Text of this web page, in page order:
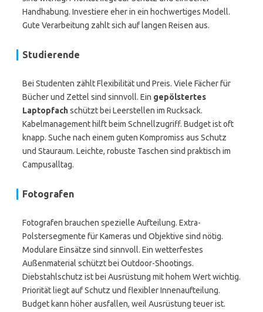
Handhabung. Investiere eher in ein hochwertiges Modell.
Gute Verarbeitung zahlt sich auf langen Reisen aus.
Studierende
Bei Studenten zählt Flexibilität und Preis. Viele Fächer für
Bücher und Zettel sind sinnvoll. Ein gepölstertes
Laptopfachschützt bei Leerstellen im Rucksack.
Kabelmanagement hilft beim Schnellzugriff. Budget ist oft
knapp. Suche nach einem guten Kompromiss aus Schutz
und Stauraum. Leichte, robuste Taschen sind praktisch im
Campusalltag.
Fotografen
Fotografen brauchen spezielle Aufteilung. Extra-
Polstersegmente für Kameras und Objektive sind nötig.
Modulare Einsätze sind sinnvoll. Ein wetterfestes
Außenmaterial schützt bei Outdoor-Shootings.
Diebstahlschutz ist bei Ausrüstung mit hohem Wert wichtig.
Priorität liegt auf Schutz und flexibler Innenaufteilung.
Budget kann höher ausfallen, weil Ausrüstung teuer ist.